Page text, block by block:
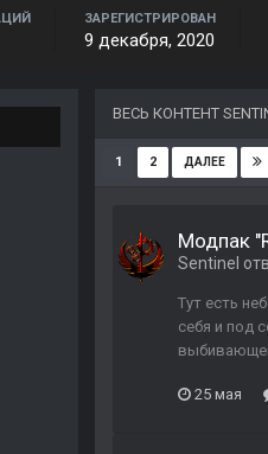
ЗАРЕГИСТРИРОВАН
9 декабря, 2020
ВЕСЬ КОНТЕНТ
1 2 ДАЛЕЕ
Модпак
Sentinel
Тут есть
себя и под
25 мая